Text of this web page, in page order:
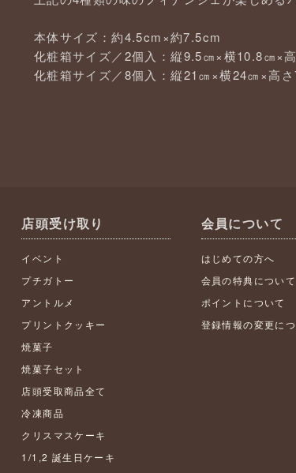
本体サイズ：約4.5cm×約7.5cm
化粧箱サイズ／2個入：縦9.5㎝×横10.8㎝×
化粧箱サイズ／8個入：縦21㎝×横24㎝×高さ
店頭受け取り
イベント
プチガトー
アントルメ
プリントクッキー
焼菓子
焼菓子セット
店頭受取商品全て
冷凍商品
クリスマスケーキ
1/1,2 誕生日ケーキ
会員について
はじめての方へ
会員の特典について
ポイントについて
登録情報の変更に